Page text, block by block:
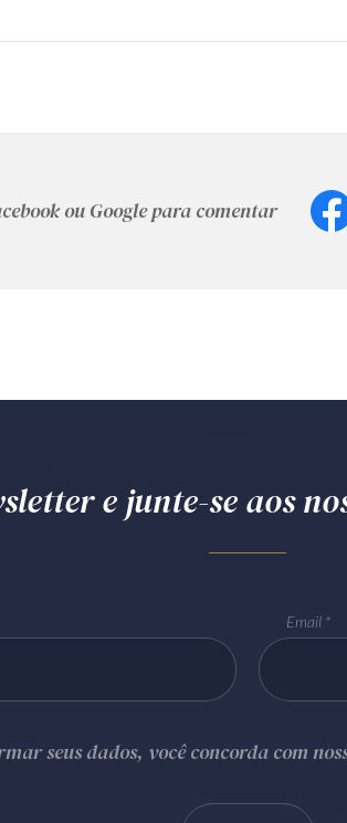
ou Google para comentar
e junte-se aos
Email
seus dados, você concorda com